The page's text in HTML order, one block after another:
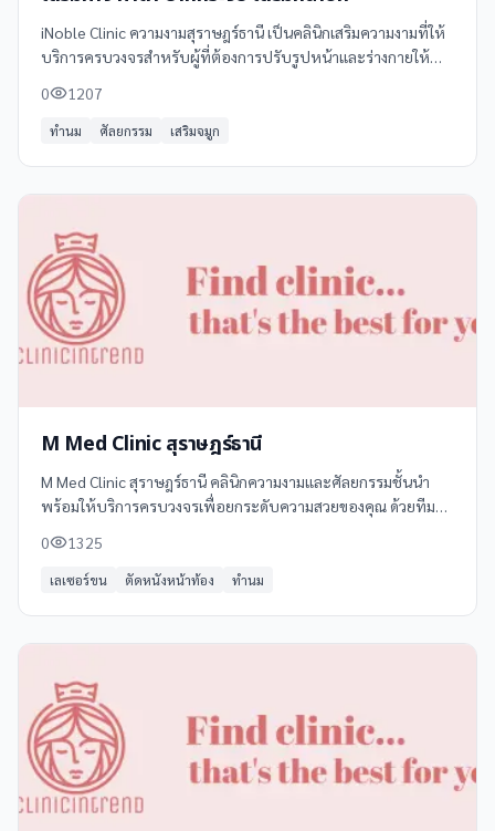
iNoble Clinic ความงามสุราษฎร์ธานี เป็นคลินิกเสริมความงามที่ให้
บริการครบวงจรสำหรับผู้ที่ต้องการปรับรูปหน้าและร่างกายให้
0 1207
ทำนม ศัลยกรรม เสริมจมูก
M Med Clinic สุราษฎร์ธานี
M Med Clinic สุราษฎร์ธานี คลินิกความงามและศัลยกรรมชั้นนำ
พร้อมให้บริการครบวงจรเพื่อยกระดับความสวยของคุณ ด้วยทีม
ตลาดใหม่ ตำบลตลาด
0 1325
เลเซอร์ขน ตัดหนังหน้าท้อง ทำนม